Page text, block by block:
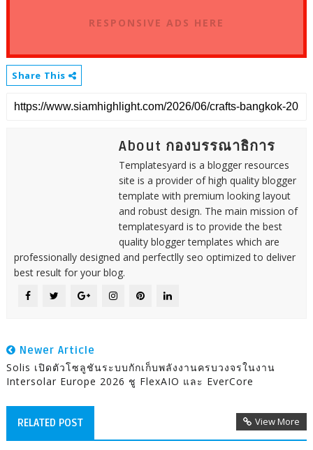
RESPONSIVE ADS HERE
Share This
About กองบรรณาธิการ
Templatesyard is a blogger resources
site is a provider of high quality blogger
template with premium looking layout
and robust design. The main mission of
templatesyard is to provide the best
quality blogger templates which are
professionally designed and perfectlly seo optimized to deliver
best result for your blog.
Newer Article
Solis เปิดตัวโซลูชันระบบกักเก็บพลังงานครบวงจรในงาน
Intersolar Europe 2026 ชู FlexAIO และ EverCore
RELATED POST View More